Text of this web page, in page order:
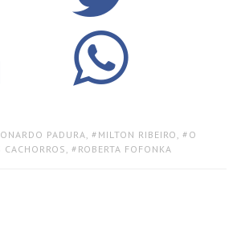
PADURA , MILTON RIBEIRO , O
, ROBERTA FOFONKA